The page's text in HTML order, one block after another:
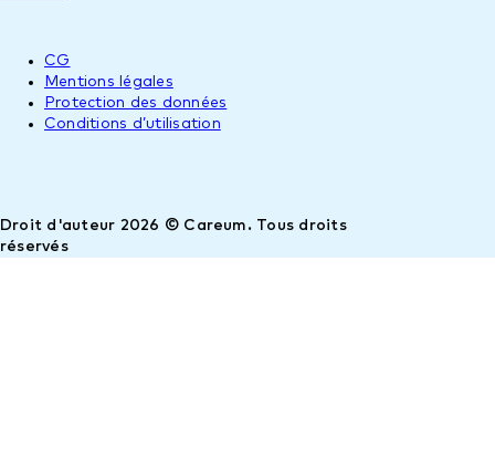
Droit d'auteur 2026 © Careum. Tous droits
réservés
CG
Mentions légales
Protection des données
Conditions d’utilisation